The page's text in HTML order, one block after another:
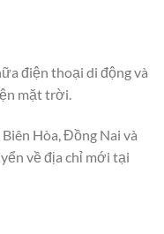
điện thoại di động và
mặt trời.
Hòa, Đồng Nai và
về địa chỉ mới tại